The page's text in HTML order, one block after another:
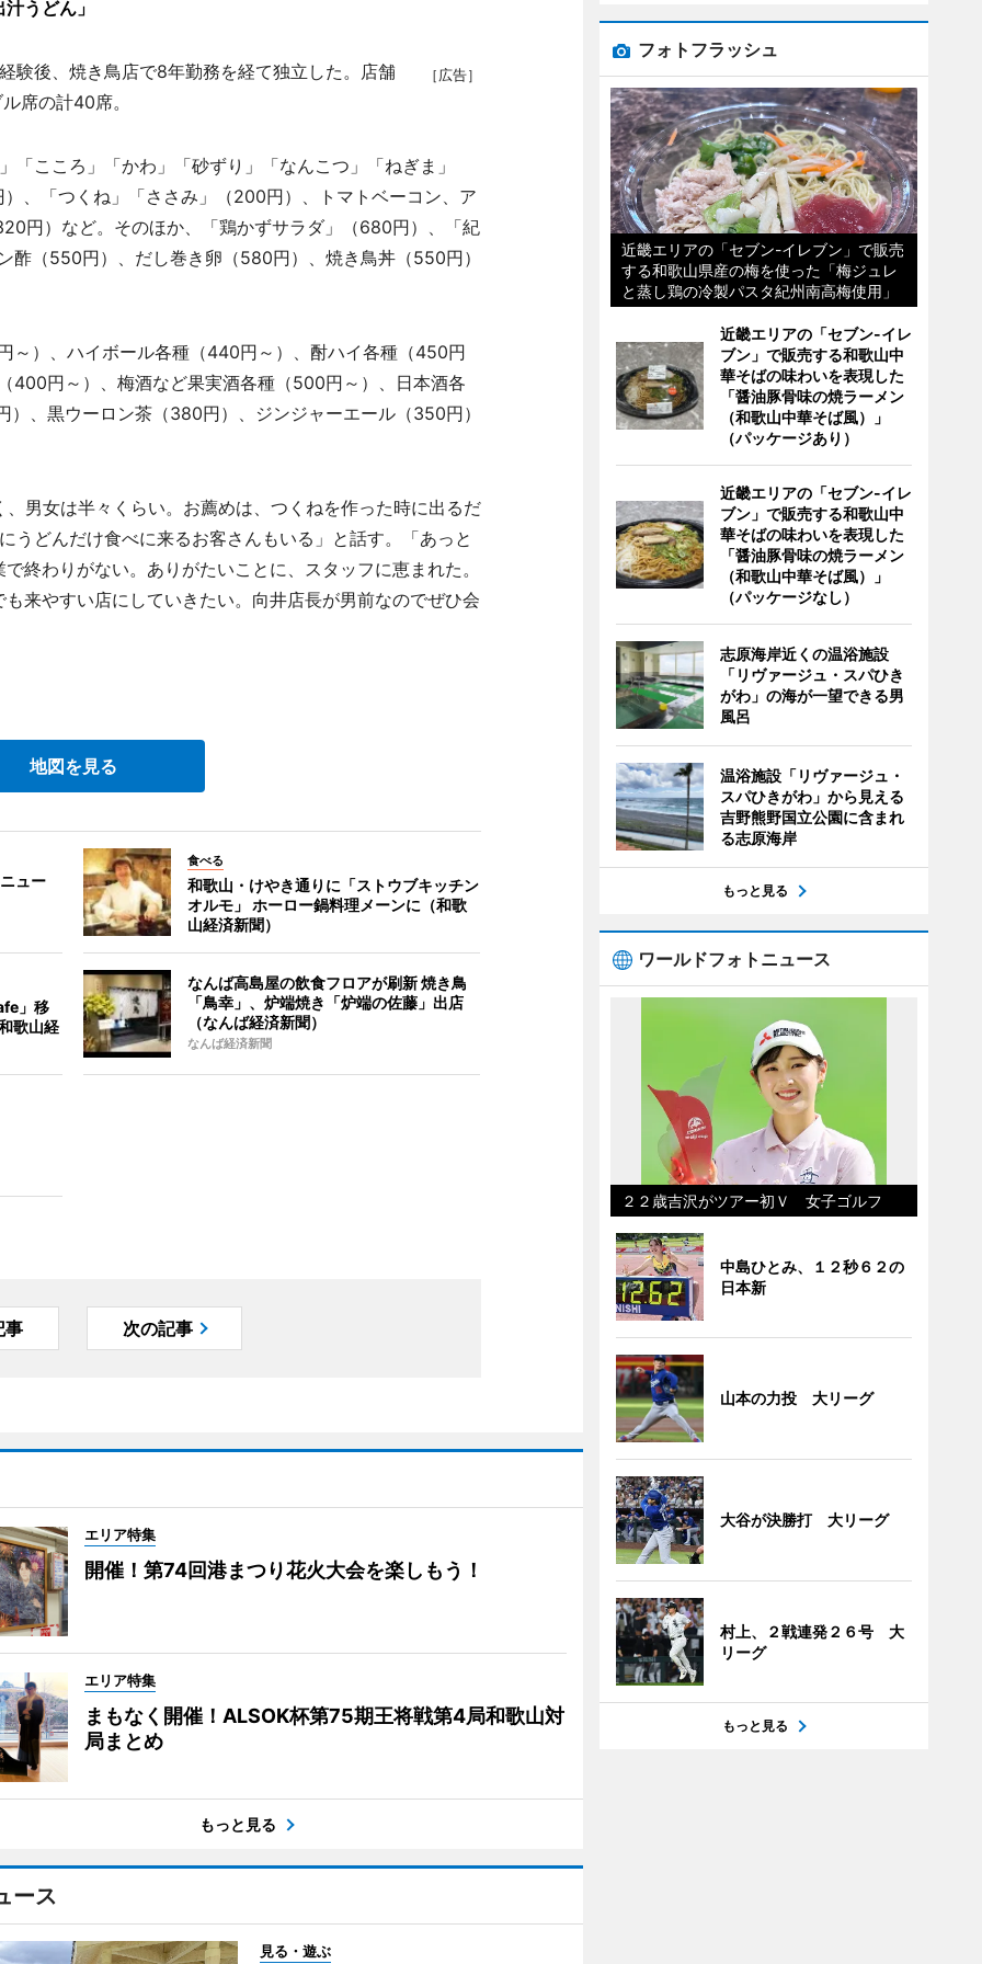
うどん」
［広告］
後、焼き鳥店で8年勤務を経て独立した。店舗
席の計40席。
こころ」「かわ」「砂ずり」「なんこつ」「ねぎま」
、「つくね」「ささみ」（200円）、トマトベーコン、ア
円）など。そのほか、「鶏かずサラダ」（680円）、「紀
（550円）、だし巻き卵（580円）、焼き鳥丼（550円）
）、ハイボール各種（440円～）、酎ハイ各種（450円
400円～）、梅酒など果実酒各種（500円～）、日本酒各
、黒ウーロン茶（380円）、ジンジャーエール（350円）
女は半々くらい。お薦めは、つくねを作った時に出るだ
うどんだけ食べに来るお客さんもいる」と話す。「あっと
終わりがない。ありがたいことに、スタッフに恵まれた。
来やすい店にしていきたい。向井店長が男前なのでぜひ会
地図を見る
ュー
食べる
和歌山・けやき通りに「ストウブキッチン
オルモ」 ホーロー鍋料理メーンに（和歌
山経済新聞）
」移
歌山経
なんば高島屋の飲食フロアが刷新 焼き鳥
「鳥幸」、炉端焼き「炉端の佐藤」出店
（なんば経済新聞）
なんば経済新聞
事 次の記事
エリア特集
開催！第74回港まつり花火大会を楽しもう！
エリア特集
まもなく開催！ALSOK杯第75期王将戦第4局和歌山対
局まとめ
もっと見る
ース
見る・遊ぶ
フォトフラッシュ
近畿エリアの「セブン-イレブン」で販売
する和歌山県産の梅を使った「梅ジュレ
と蒸し鶏の冷製パスタ紀州南高梅使用」
近畿エリアの「セブン-イレ
ブン」で販売する和歌山中
華そばの味わいを表現した
「醤油豚骨味の焼ラーメン
（和歌山中華そば風）」
（パッケージあり）
近畿エリアの「セブン-イレ
ブン」で販売する和歌山中
華そばの味わいを表現した
「醤油豚骨味の焼ラーメン
（和歌山中華そば風）」
（パッケージなし）
志原海岸近くの温浴施設
「リヴァージュ・スパひき
がわ」の海が一望できる男
風呂
温浴施設「リヴァージュ・
スパひきがわ」から見える
吉野熊野国立公園に含まれ
る志原海岸
もっと見る
ワールドフォトニュース
２２歳吉沢がツアー初Ｖ 女子ゴルフ
中島ひとみ、１２秒６２の
日本新
山本の力投 大リーグ
大谷が決勝打 大リーグ
村上、２戦連発２６号 大
リーグ
もっと見る